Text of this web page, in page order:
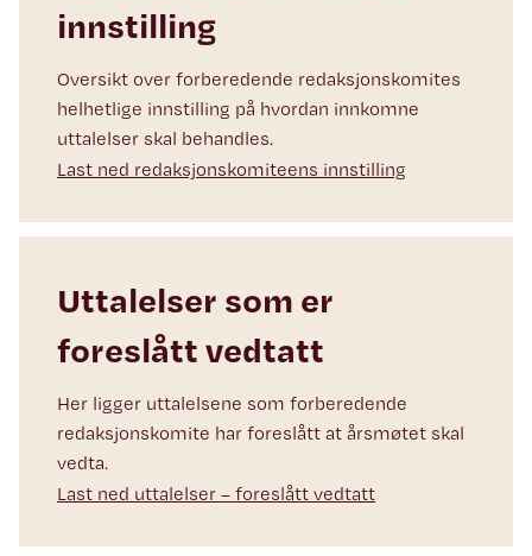
innstilling
Oversikt over forberedende redaksjonskomites
helhetlige innstilling på hvordan innkomne
uttalelser skal behandles.
Last ned redaksjonskomiteens innstilling
Uttalelser som er
foreslått vedtatt
Her ligger uttalelsene som forberedende
redaksjonskomite har foreslått at årsmøtet skal
vedta.
Last ned uttalelser – foreslått vedtatt